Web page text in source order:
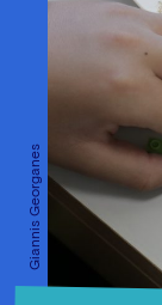
Giannis Georganes